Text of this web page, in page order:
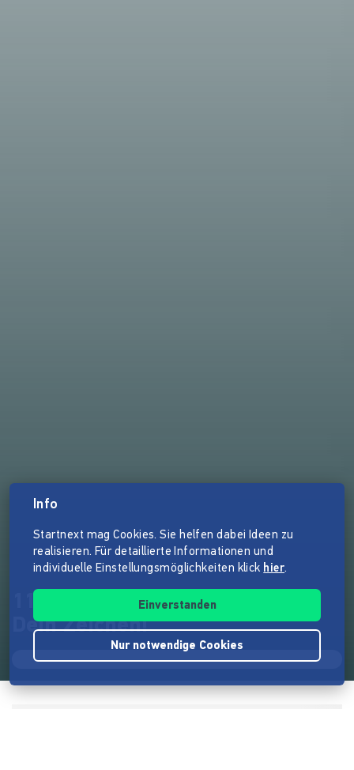
11.000 Fahnen für Köln - Setz
Dein Zeichen!
Info
Startnext mag Cookies. Sie helfen dabei Ideen zu
realisieren. Für detaillierte Informationen und
individuelle Einstellungsmöglichkeiten klick hier.
Einverstanden
Nur notwendige Cookies